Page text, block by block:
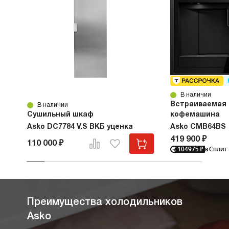
В наличии
Сушильный шкаф
Asko DC7784 V.S ВКБ уценка
110 000 ₽
В наличии
Встраиваемая
кофемашина
Asko CMB64BS
419 900 ₽
104975 ₽ в Сплит
Преимущества холодильников
Asko